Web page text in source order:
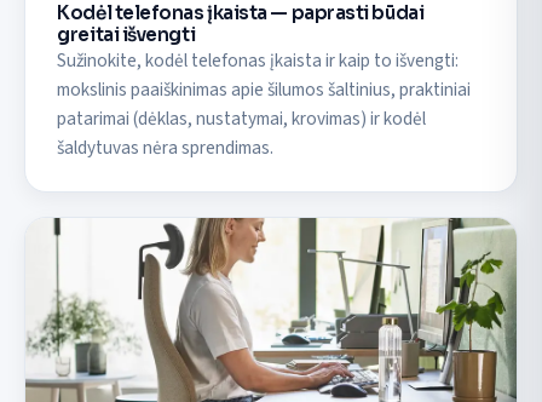
Kodėl telefonas įkaista — paprasti būdai
greitai išvengti
Sužinokite, kodėl telefonas įkaista ir kaip to išvengti:
mokslinis paaiškinimas apie šilumos šaltinius, praktiniai
patarimai (dėklas, nustatymai, krovimas) ir kodėl
šaldytuvas nėra sprendimas.